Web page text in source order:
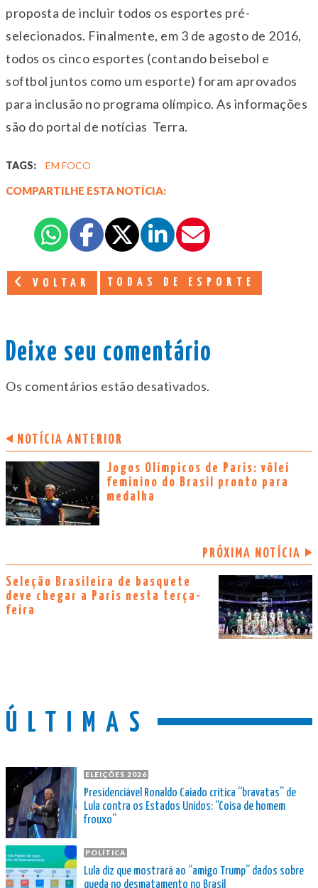
proposta de incluir todos os esportes pré-
selecionados. Finalmente, em 3 de agosto de 2016,
todos os cinco esportes (contando beisebol e
softbol juntos como um esporte) foram aprovados
para inclusão no programa olímpico. As informações
são do portal de notícias Terra.
TAGS: EM FOCO
COMPARTILHE ESTA NOTÍCIA:
VOLTAR TODAS DE ESPORTE
Deixe seu comentário
Os comentários estão desativados.
NOTÍCIA ANTERIOR
Jogos Olímpicos de Paris: vôlei
feminino do Brasil pronto para
medalha
PRÓXIMA NOTÍCIA
Seleção Brasileira de basquete
deve chegar a Paris nesta terça-
feira
ÚLTIMAS
ELEIÇÕES 2026
Presidenciável Ronaldo Caiado critica “bravatas” de
Lula contra os Estados Unidos: “Coisa de homem
frouxo”
POLÍTICA
Lula diz que mostrará ao “amigo Trump” dados sobre
queda no desmatamento no Brasil